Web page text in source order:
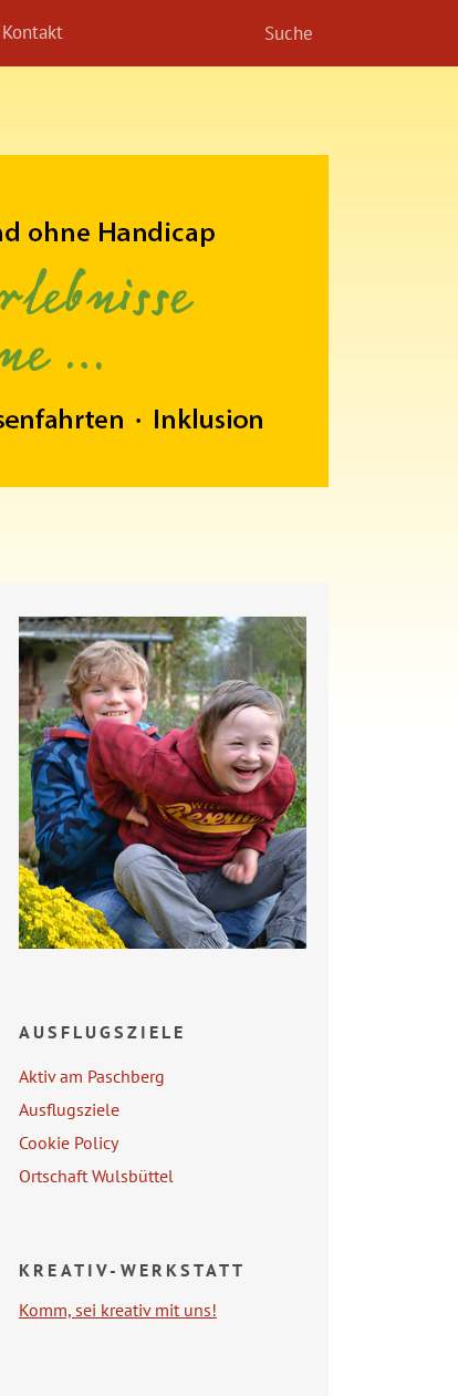
Kontakt
AUSFLUGSZIELE
Aktiv am Paschberg
Ausflugsziele
Cookie Policy
Ortschaft Wulsbüttel
KREATIV-WERKSTATT
Komm, sei kreativ mit uns!